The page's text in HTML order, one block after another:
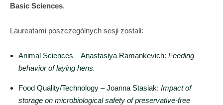
Basic Sciences.
Laureatami poszczególnych sesji zostali:
Animal Sciences – Anastasiya Ramankevich: Feeding
behavior of laying hens.
Food Quality/Technology – Joanna Stasiak: Impact of
storage on microbiological safety of preservative-free